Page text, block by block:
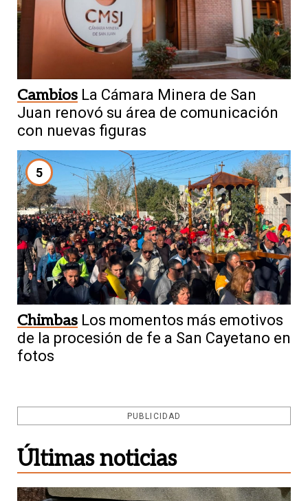
Cambios La Cámara Minera de San
Juan renovó su área de comunicación
con nuevas figuras
5
Chimbas Los momentos más emotivos
de la procesión de fe a San Cayetano en
fotos
PUBLICIDAD
Últimas noticias